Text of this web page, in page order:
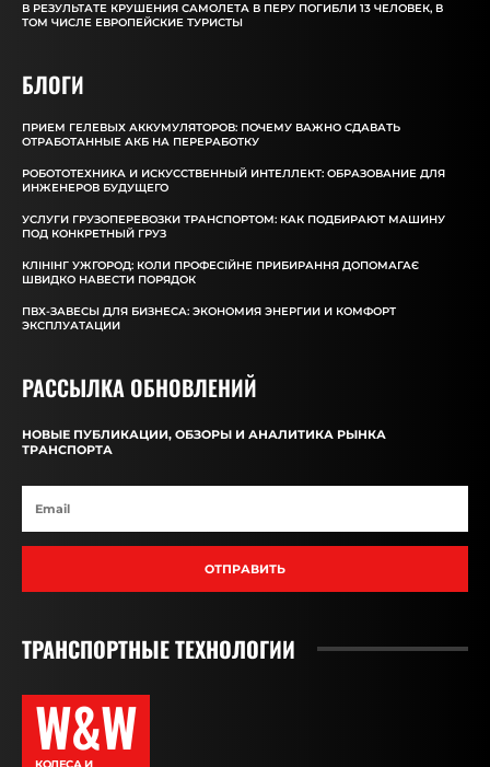
В РЕЗУЛЬТАТЕ КРУШЕНИЯ САМОЛЕТА В ПЕРУ ПОГИБЛИ 13 ЧЕЛОВЕК, В
ТОМ ЧИСЛЕ ЕВРОПЕЙСКИЕ ТУРИСТЫ
БЛОГИ
ПРИЕМ ГЕЛЕВЫХ АККУМУЛЯТОРОВ: ПОЧЕМУ ВАЖНО СДАВАТЬ
ОТРАБОТАННЫЕ АКБ НА ПЕРЕРАБОТКУ
РОБОТОТЕХНИКА И ИСКУССТВЕННЫЙ ИНТЕЛЛЕКТ: ОБРАЗОВАНИЕ ДЛЯ
ИНЖЕНЕРОВ БУДУЩЕГО
УСЛУГИ ГРУЗОПЕРЕВОЗКИ ТРАНСПОРТОМ: КАК ПОДБИРАЮТ МАШИНУ
ПОД КОНКРЕТНЫЙ ГРУЗ
КЛІНІНГ УЖГОРОД: КОЛИ ПРОФЕСІЙНЕ ПРИБИРАННЯ ДОПОМАГАЄ
ШВИДКО НАВЕСТИ ПОРЯДОК
ПВХ-ЗАВЕСЫ ДЛЯ БИЗНЕСА: ЭКОНОМИЯ ЭНЕРГИИ И КОМФОРТ
ЭКСПЛУАТАЦИИ
РАССЫЛКА ОБНОВЛЕНИЙ
НОВЫЕ ПУБЛИКАЦИИ, ОБЗОРЫ И АНАЛИТИКА РЫНКА
ТРАНСПОРТА
ОТПРАВИТЬ
ТРАНСПОРТНЫЕ ТЕХНОЛОГИИ
W&W